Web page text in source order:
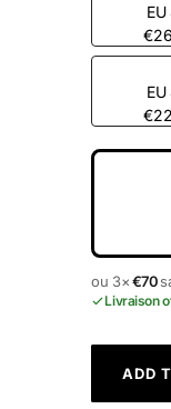
ou 3×€70
Livraison
ADD